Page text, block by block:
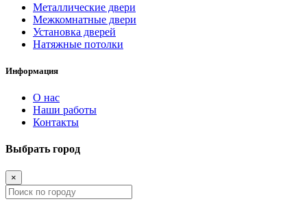
Металлические двери
Межкомнатные двери
Установка дверей
Натяжные потолки
Информация
О нас
Наши работы
Контакты
Выбрать город
×